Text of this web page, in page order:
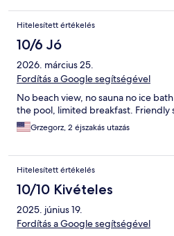
Hitelesített értékelés
10/6 Jó
2026. március 25.
Fordítás a Google segítségével
No beach view, no sauna no ice
the pool, limited breakfast. Friendly
Grzegorz, 2 éjszakás utazás
Hitelesített értékelés
10/10 Kivételes
2025. június 19.
Fordítás a Google segítségével